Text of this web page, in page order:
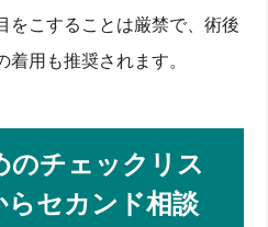
をこすることは厳禁で、術後
着用も推奨されます。
のチェックリス
らセカンド相談